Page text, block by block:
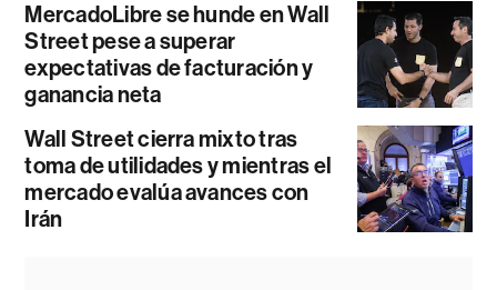
MercadoLibre se hunde en Wall
Street pese a superar
expectativas de facturación y
ganancia neta
Wall Street cierra mixto tras
toma de utilidades y mientras el
mercado evalúa avances con
Irán